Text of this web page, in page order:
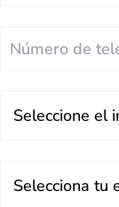
Teléfono